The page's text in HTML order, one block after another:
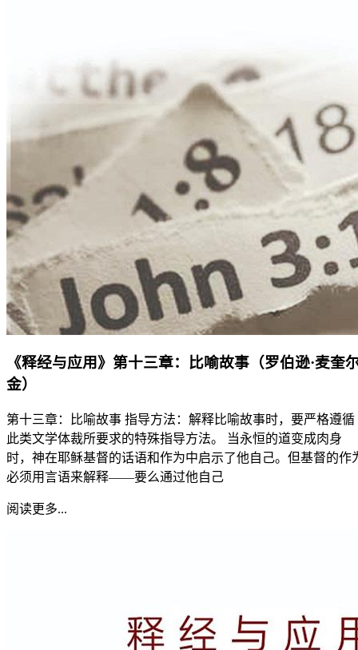
《释经与应用》第十三章：比喻故事（罗伯逊·麦奎
金）
第十三章：比喻故事 指导方法：解释比喻故事时，要严格遵循
此类文学体裁所要求的特殊指导方法。 当永恒的道变成肉身
时，神在耶稣基督的话语和作为中启示了他自己。但基督的作
必须用言语来解释——要么通过他自己
阅读更多...